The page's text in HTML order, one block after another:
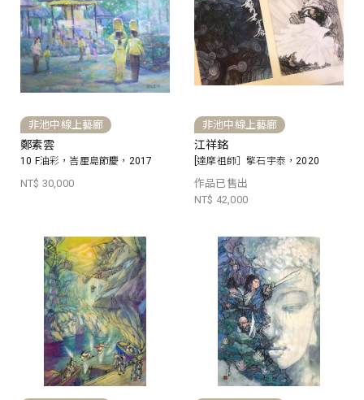
非池中線上藝廊
鄭素雲
10 F油彩，峇厘島節慶，2017
NT$ 30,000
非池中線上藝廊
江祥銘
[達摩祖師］擎石宇泰，2020
作品已售出
NT$ 42,000